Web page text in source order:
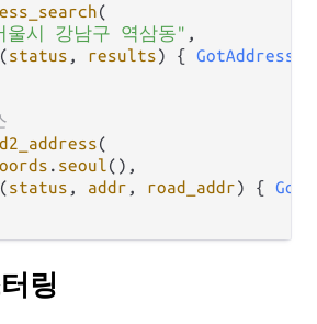
(
울시 강남구 역삼동" ,
(status , results) { GotAddress
(
. seoul(),
(status , addr , road_addr) {
링